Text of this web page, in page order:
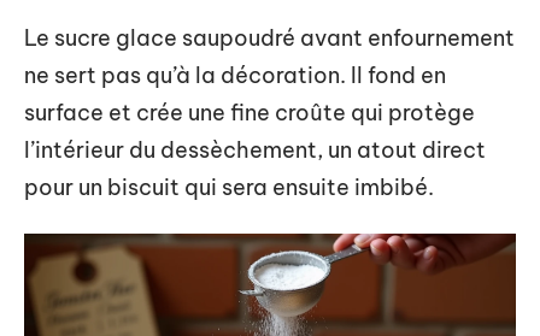
Le sucre glace saupoudré avant enfournement
ne sert pas qu’à la décoration. Il fond en
surface et crée une fine croûte qui protège
l’intérieur du dessèchement, un atout direct
pour un biscuit qui sera ensuite imbibé.